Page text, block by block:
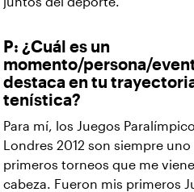
P: ¿Cuál es un
momento/persona/
destaca en tu
tenística?
Para mí, los Juegos
Londres 2012 son siempre uno
primeros torneos que me
cabeza. Fueron mis primeros